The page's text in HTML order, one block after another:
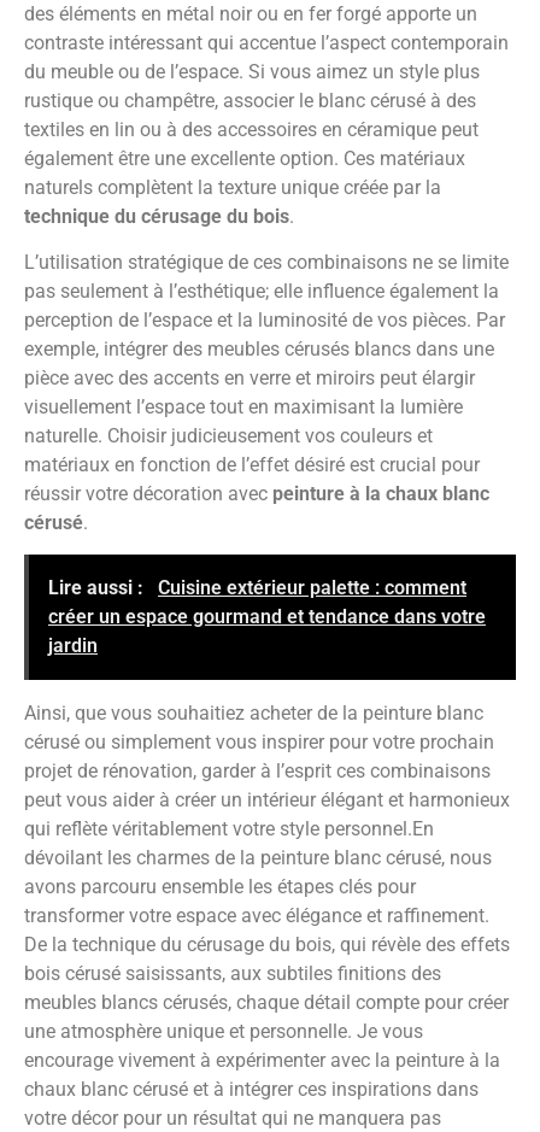
des éléments en métal noir ou en fer forgé apporte un
contraste intéressant qui accentue l’aspect contemporain
du meuble ou de l’espace. Si vous aimez un style plus
rustique ou champêtre, associer le blanc cérusé à des
textiles en lin ou à des accessoires en céramique peut
également être une excellente option. Ces matériaux
naturels complètent la texture unique créée par la
technique du cérusage du bois.
L’utilisation stratégique de ces combinaisons ne se limite
pas seulement à l’esthétique; elle influence également la
perception de l’espace et la luminosité de vos pièces. Par
exemple, intégrer des meubles cérusés blancs dans une
pièce avec des accents en verre et miroirs peut élargir
visuellement l’espace tout en maximisant la lumière
naturelle. Choisir judicieusement vos couleurs et
matériaux en fonction de l’effet désiré est crucial pour
réussir votre décoration avec peinture à la chaux blanc
cérusé.
Lire aussi :
Cuisine extérieur palette : comment
créer un espace gourmand et tendance dans votre
jardin
Ainsi, que vous souhaitiez acheter de la peinture blanc
cérusé ou simplement vous inspirer pour votre prochain
projet de rénovation, garder à l’esprit ces combinaisons
peut vous aider à créer un intérieur élégant et harmonieux
qui reflète véritablement votre style personnel.En
dévoilant les charmes de la peinture blanc cérusé, nous
avons parcouru ensemble les étapes clés pour
transformer votre espace avec élégance et raffinement.
De la technique du cérusage du bois, qui révèle des effets
bois cérusé saisissants, aux subtiles finitions des
meubles blancs cérusés, chaque détail compte pour créer
une atmosphère unique et personnelle. Je vous
encourage vivement à expérimenter avec la peinture à la
chaux blanc cérusé et à intégrer ces inspirations dans
votre décor pour un résultat qui ne manquera pas